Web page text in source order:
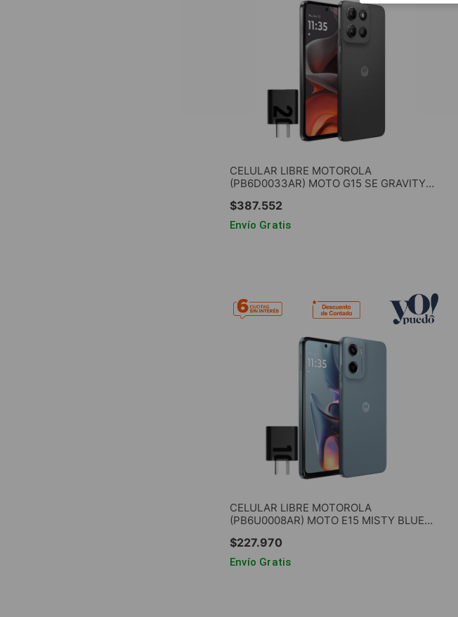
CELULAR LIBRE MOTOROLA
(PB6D0033AR) MOTO G15 SE GRAVITY
$387.552
Envío Gratis
CELULAR LIBRE MOTOROLA
(PB6U0008AR) MOTO E15 MISTY BLUE
$227.970
Envío Gratis